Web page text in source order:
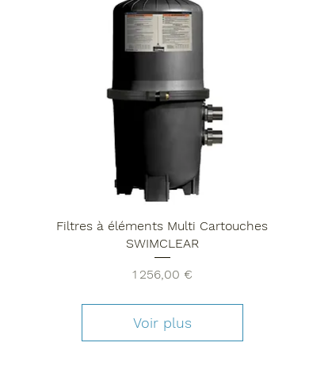
Filtres à éléments Multi Cartouches
SWIMCLEAR
Prix
1 256,00 €
Voir plus